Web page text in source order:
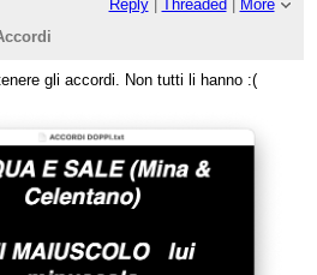
Reply| Threaded
More
gli accordi. Non tutti li hanno :(